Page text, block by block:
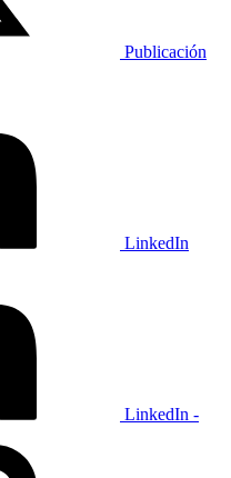
Publicación
LinkedIn
LinkedIn -